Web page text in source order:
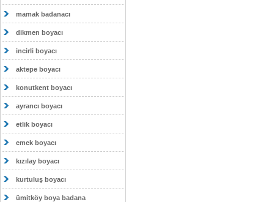
mamak badanacı
dikmen boyacı
incirli boyacı
aktepe boyacı
konutkent boyacı
ayrancı boyacı
etlik boyacı
emek boyacı
kızılay boyacı
kurtuluş boyacı
ümitköy boya badana